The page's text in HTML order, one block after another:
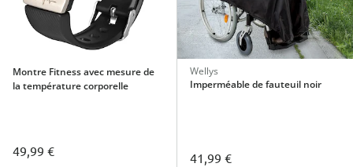
Montre Fitness avec mesure de
la température corporelle
49,99 €
Wellys
Imperméable de fauteuil noir
41,99 €